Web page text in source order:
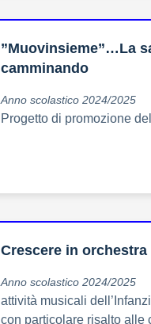
”Muovinsieme”…La
camminando
Anno scolastico 2024/2025
Progetto di promozione
Crescere in orchestra
Anno scolastico 2024/2025
attività musicali
con particolare risalto alle